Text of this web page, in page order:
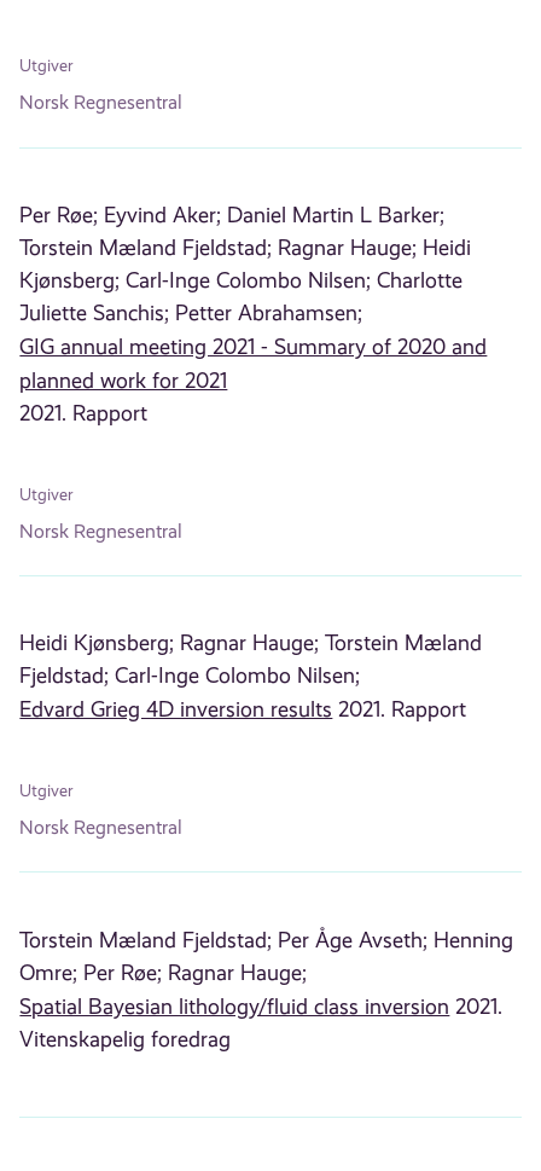
Utgiver
Norsk Regnesentral
Per Røe; Eyvind Aker; Daniel Martin L Barker;
Torstein Mæland Fjeldstad; Ragnar Hauge; Heidi
Kjønsberg; Carl-Inge Colombo Nilsen; Charlotte
Juliette Sanchis; Petter Abrahamsen;
GIG annual meeting 2021 - Summary of 2020 and
planned work for 2021
2021. Rapport
Utgiver
Norsk Regnesentral
Heidi Kjønsberg; Ragnar Hauge; Torstein Mæland
Fjeldstad; Carl-Inge Colombo Nilsen;
Edvard Grieg 4D inversion results 2021. Rapport
Utgiver
Norsk Regnesentral
Torstein Mæland Fjeldstad; Per Åge Avseth; Henning
Omre; Per Røe; Ragnar Hauge;
Spatial Bayesian lithology/fluid class inversion 2021.
Vitenskapelig foredrag